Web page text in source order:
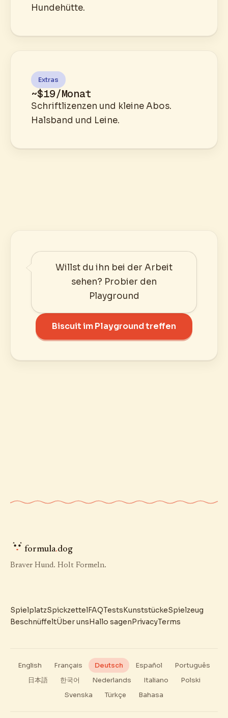
Hundehütte.
Extras
~$19/Monat
Schriftlizenzen und kleine Abos.
Halsband und Leine.
Willst du ihn bei der Arbeit
sehen? Probier den
Playground
Biscuit im Playground treffen
formula.dog
Braver Hund. Holt Formeln.
SpielplatzSpickzettelFAQTestsKunststückeSpielzeug
BeschnüffeltÜber unsHallo sagenPrivacyTerms
English Français Deutsch Español
Português
日本語
한국어 Nederlands Italiano
Polski
Svenska
Türkçe Bahasa